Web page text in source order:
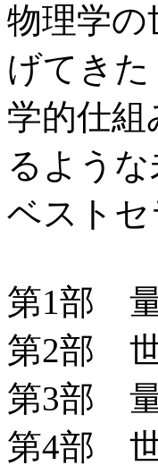
物理学の
げてき
学的仕
るよう
ベストセ
第1部
第2部
第3部
第4部